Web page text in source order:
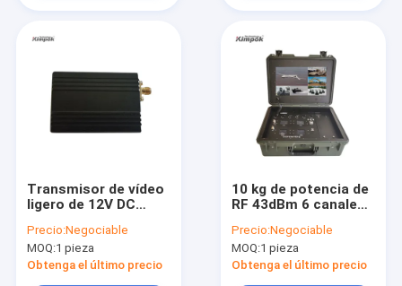
Transmisor de vídeo
ligero de 12V DC
Transmisor de vídeo
de audio inalámbrico
200mW Alta
Precio:Negociable
MOQ:1 pieza
Obtenga el último precio
10 kg de potencia de
RF 43dBm 6 canales
COFDM 20 vatios HD
1080P Comunicación
AV inalámbrica
Precio:Negociable
MOQ:1 pieza
Obtenga el último precio